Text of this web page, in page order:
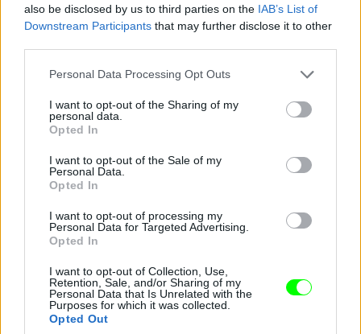
also be disclosed by us to third parties on the IAB’s List of
Downstream Participants that may further disclose it to other
Please note that this website/app uses one or more Google
not limited to your visit or usage behaviour. You may click to
grant or deny consent to Google and its third-party tags to
use your data for below specified purposes in below Google
consent section.
Personal Data Processing Opt Outs
I want to opt-out of the Sharing of my
personal data.
Opted In
I want to opt-out of the Sale of my
Personal Data.
Opted In
I want to opt-out of processing my
Personal Data for Targeted Advertising.
Opted In
I want to opt-out of Collection, Use,
Retention, Sale, and/or Sharing of my
Personal Data that Is Unrelated with the
Purposes for which it was collected.
Opted Out
A fiatalember 24 éves és 2008 óta építi a testét